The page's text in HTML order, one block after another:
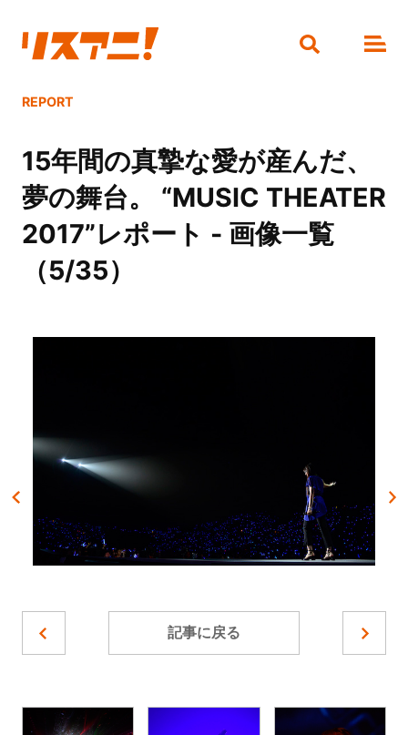
REPORT
15年間の真摯な愛が産んだ、
夢の舞台。 “MUSIC THEATER
2017”レポート - 画像一覧
（5/35）
記事に戻る